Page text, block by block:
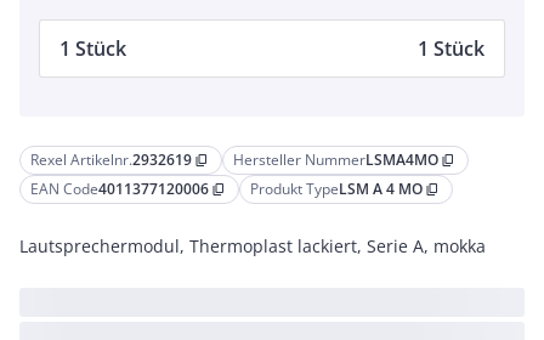
Rexel Artikelnr.2932619 content_copy Hersteller NummerLSMA4MO content_copy
EAN Code4011377120006 content_copy Produkt TypeLSM A 4 MO content_copy
Lautsprechermodul, Thermoplast lackiert, Serie A, mokka
1 Stück 1 Stück